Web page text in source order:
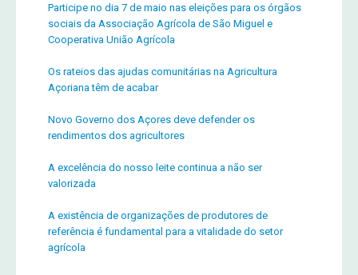
Participe no dia 7 de maio nas eleições para os órgãos
sociais da Associação Agrícola de São Miguel e
Cooperativa União Agrícola
Os rateios das ajudas comunitárias na Agricultura
Açoriana têm de acabar
Novo Governo dos Açores deve defender os
rendimentos dos agricultores
A excelência do nosso leite continua a não ser
valorizada
A existência de organizações de produtores de
referência é fundamental para a vitalidade do setor
agrícola